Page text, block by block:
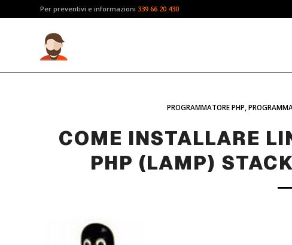
Per preventivi e informazioni 339 66 20 430
PROGRAMMATORE PHP ,
COME INSTALLARE
PHP (LAMP)